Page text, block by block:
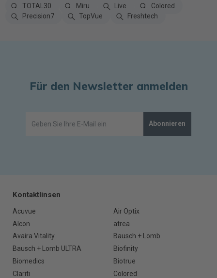
TOTAL30
Miru Live
Colored
Precision7
TopVue Freshtech
Für den Newsletter anmelden
Abonnieren
Kontaktlinsen
Acuvue
Air Optix
Alcon
atrea
Avaira Vitality
Bausch + Lomb
Bausch + Lomb ULTRA
Biofinity
Biomedics
Biotrue
Clariti
Colored